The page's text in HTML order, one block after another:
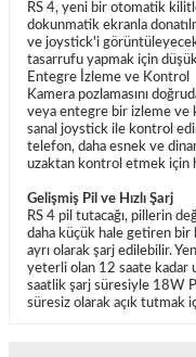
RS 4, yeni bir otomatik
dokunmatik ekranla
ve joystick'i
tasarrufu yapmak için
Entegre İzleme ve Kontrol
Kamera pozlamasını
veya entegre bir izleme ve
sanal joystick ile kontrol
telefon, daha esnek ve
uzaktan kontrol etmek için
Gelişmiş Pil ve Hızlı Şarj
RS 4 pil tutacağı, pillerin
daha küçük hale getiren bir
ayrı olarak şarj edilebilir.
yeterli olan 12 saate kadar
saatlik şarj süresiyle 18W
süresiz olarak açık tutmak